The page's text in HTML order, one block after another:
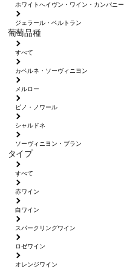
ホワイトへイヴン・ワイン・カンパニー
ジェラール・ベルトラン
葡萄品種
すべて
カベルネ・ソーヴィニヨン
メルロー
ピノ・ノワール
シャルドネ
ソーヴィニヨン・ブラン
タイプ
すべて
赤ワイン
白ワイン
スパークリングワイン
ロゼワイン
オレンジワイン